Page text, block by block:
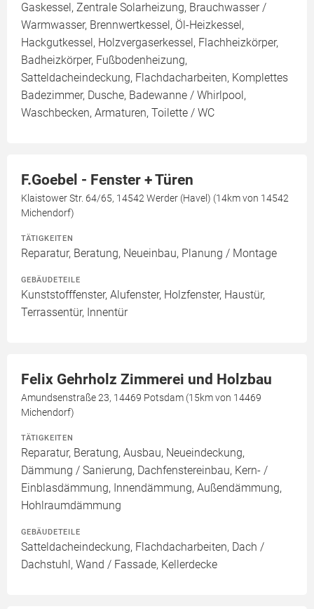
Gaskessel, Zentrale Solarheizung, Brauchwasser /
Warmwasser, Brennwertkessel, Öl-Heizkessel,
Hackgutkessel, Holzvergaserkessel, Flachheizkörper,
Badheizkörper, Fußbodenheizung,
Satteldacheindeckung, Flachdacharbeiten, Komplettes
Badezimmer, Dusche, Badewanne / Whirlpool,
Waschbecken, Armaturen, Toilette / WC
F.Goebel - Fenster + Türen
Klaistower Str. 64/65, 14542 Werder (Havel) (14km von 14542
Michendorf)
TÄTIGKEITEN
Reparatur, Beratung, Neueinbau, Planung / Montage
GEBÄUDETEILE
Kunststofffenster, Alufenster, Holzfenster, Haustür,
Terrassentür, Innentür
Felix Gehrholz Zimmerei und Holzbau
Amundsenstraße 23, 14469 Potsdam (15km von 14469
Michendorf)
TÄTIGKEITEN
Reparatur, Beratung, Ausbau, Neueindeckung,
Dämmung / Sanierung, Dachfenstereinbau, Kern- /
Einblasdämmung, Innendämmung, Außendämmung,
Hohlraumdämmung
GEBÄUDETEILE
Satteldacheindeckung, Flachdacharbeiten, Dach /
Dachstuhl, Wand / Fassade, Kellerdecke